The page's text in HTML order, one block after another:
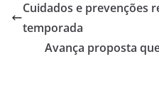
Cuidados e prevenções
temporada
Avança proposta